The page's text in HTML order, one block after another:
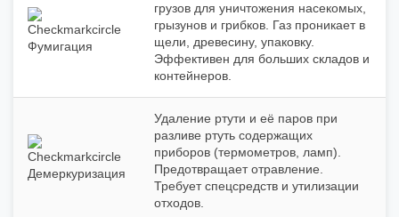
Фумигация
грузов для уничтожения насекомых,
грызунов и грибков. Газ проникает в
щели, древесину, упаковку.
Эффективен для больших складов и
контейнеров.
Демеркуризация
Удаление ртути и её паров при
разливе ртуть содержащих
приборов (термометров, ламп).
Предотвращает отравление.
Требует спецсредств и утилизации
отходов.